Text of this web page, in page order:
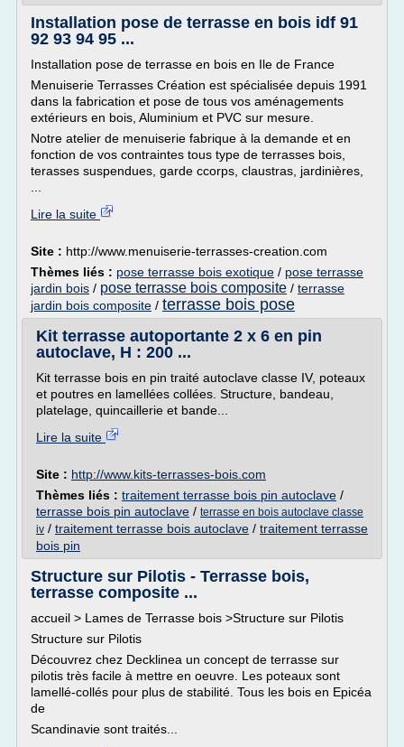
Installation pose de terrasse en bois idf 91
92 93 94 95 ...
Installation pose de terrasse en bois en Ile de France
Menuiserie Terrasses Création est spécialisée depuis 1991
dans la fabrication et pose de tous vos aménagements
extérieurs en bois, Aluminium et PVC sur mesure.
Notre atelier de menuiserie fabrique à la demande et en
fonction de vos contraintes tous type de terrasses bois,
terasses suspendues, garde ccorps, claustras, jardinières,
Lire la suite
Site : http://www.menuiserie-terrasses-creation.com
Thèmes liés : pose terrasse bois exotique / pose terrasse
jardin bois / pose terrasse bois composite / terrasse
jardin bois composite / terrasse bois pose
Kit terrasse autoportante 2 x 6 en pin
autoclave, H : 200 ...
Kit terrasse bois en pin traité autoclave classe IV, poteaux
et poutres en lamellées collées. Structure, bandeau,
platelage, quincaillerie et bande...
Lire la suite
Site : http://www.kits-terrasses-bois.com
Thèmes liés : traitement terrasse bois pin autoclave /
terrasse bois pin autoclave / terrasse en bois autoclave classe
iv / traitement terrasse bois autoclave / traitement terrasse
bois pin
Structure sur Pilotis - Terrasse bois,
terrasse composite ...
accueil > Lames de Terrasse bois >Structure sur Pilotis
Structure sur Pilotis
Découvrez chez Decklinea un concept de terrasse sur
pilotis très facile à mettre en oeuvre. Les poteaux sont
lamellé-collés pour plus de stabilité. Tous les bois en Epicéa
de
Scandinavie sont traités...